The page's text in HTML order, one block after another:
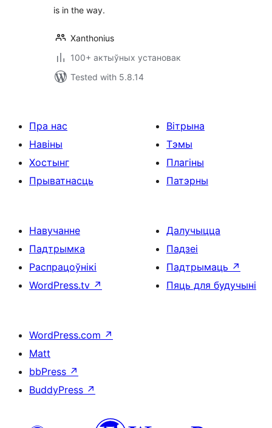
is in the way.
Xanthonius
100+ актыўных установак
Tested with 5.8.14
Пра нас
Навіны
Хостынг
Прыватнасць
Вітрына
Тэмы
Плагіны
Патэрны
Навучанне
Падтрымка
Распрацоўнікі
WordPress.tv ↗
Далучыцца
Падзеі
Падтрымаць ↗
Пяць для будучыні
WordPress.com ↗
Matt
bbPress ↗
BuddyPress ↗